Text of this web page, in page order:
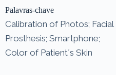
Palavras-chave
Calibration of Photos; Facial
Prosthesis; Smartphone;
Color of Patient´s Skin